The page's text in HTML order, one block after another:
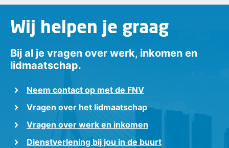
Wij helpen je graag
Bij al je vragen over werk, inkomen en
lidmaatschap.
Neem contact op met de FNV
Vragen over het lidmaatschap
Vragen over werk en inkomen
Dienstverlening bij jou in de buurt